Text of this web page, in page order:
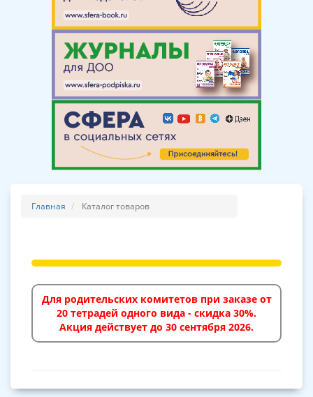
Главная Каталог товаров
Для родительских комитетов при заказе от
20 тетрадей одного вида - скидка 30%.
Акция действует до 30 сентября 2026.